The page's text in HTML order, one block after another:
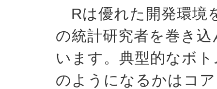
Rは優れた開発環境
の統計研究者を巻き
います。典型的なボ
のようになるかはコ